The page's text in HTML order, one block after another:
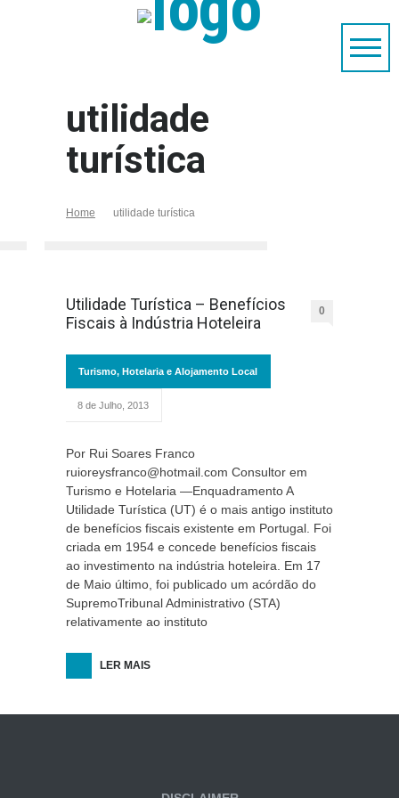
utilidade
turística
Home utilidade turística
Utilidade Turística – Benefícios
Fiscais à Indústria Hoteleira
0
Turismo, Hotelaria e Alojamento Local
8 de Julho, 2013
Por Rui Soares Franco
ruioreysfranco@hotmail.com Consultor em
Turismo e Hotelaria —Enquadramento A
Utilidade Turística (UT) é o mais antigo instituto
de benefícios fiscais existente em Portugal. Foi
criada em 1954 e concede benefícios fiscais
ao investimento na indústria hoteleira. Em 17
de Maio último, foi publicado um acórdão do
SupremoTribunal Administrativo (STA)
relativamente ao instituto
LER MAIS